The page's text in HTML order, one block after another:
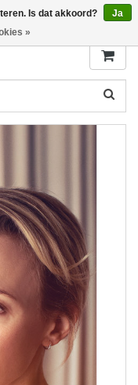
Is dat akkoord?
Ja
»